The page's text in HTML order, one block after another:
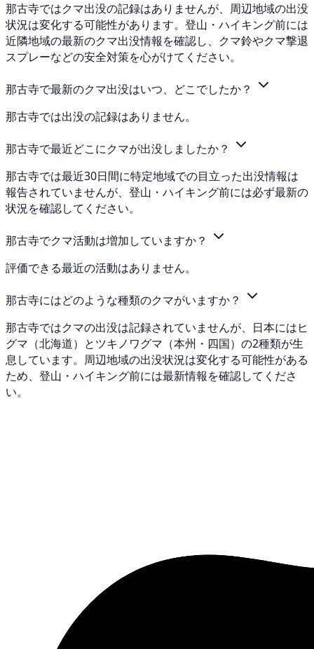
那古寺ではクマ出没の記録はありませんが、周辺地域の出没
状況は変化する可能性があります。登山・ハイキング前には
近隣地域の最新のクマ出没情報を確認し、クマ鈴やクマ撃退
スプレーなどの安全対策を心がけてください。
那古寺で最新のクマ出没はいつ、どこでしたか？
那古寺では出没の記録はありません。
那古寺で最近どこにクマが出没しましたか？
那古寺では最近30日間に特定地域での目立った出没情報は
報告されていませんが、登山・ハイキング前には必ず最新の
状況を確認してください。
那古寺でクマ活動は増加していますか？
評価できる最近の活動はありません。
那古寺にはどのような種類のクマがいますか？
那古寺ではクマの出没は記録されていませんが、日本にはヒ
グマ（北海道）とツキノワグマ（本州・四国）の2種類が生
息しています。周辺地域の出没状況は変化する可能性がある
ため、登山・ハイキング前には最新情報を確認してくださ
い。